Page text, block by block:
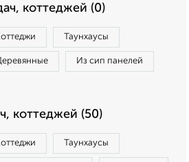
коттеджей (0)
Таунхаусы
Из сип панелей
коттеджей (50)
Таунхаусы